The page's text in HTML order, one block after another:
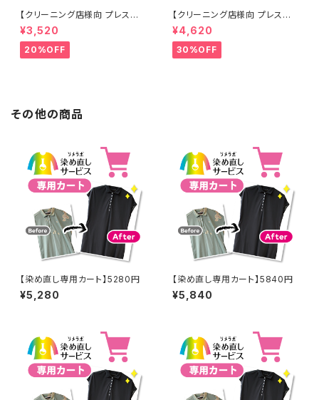
【クリーニング店様向 プレス加
工なし】綿100% 濃紺染め シャ
ツ 【元色：紺(Navy) - 色あせあ
り】 -染め直し[ネイビー - Nav
y]403-0116
¥3,520
20%OFF
【クリーニング店様向 プレス加
工なし】綿100% エンジ染め ス
カート 【元色：白 - 汚れあり】 -
染め直し[臙脂 - ワインレッド -
くすんだ深みのある赤]403-01
¥4,620
30%OFF
その他の商品
【染め直し専用カート】5280円
¥5,280
【染め直し専用カート】5840円
¥5,840